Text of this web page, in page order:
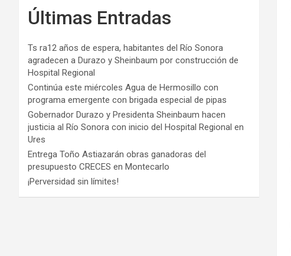
Últimas Entradas
Ts ra12 años de espera, habitantes del Río Sonora
agradecen a Durazo y Sheinbaum por construcción de
Hospital Regional
Continúa este miércoles Agua de Hermosillo con
programa emergente con brigada especial de pipas
Gobernador Durazo y Presidenta Sheinbaum hacen
justicia al Río Sonora con inicio del Hospital Regional en
Ures
Entrega Toño Astiazarán obras ganadoras del
presupuesto CRECES en Montecarlo
¡Perversidad sin límites!